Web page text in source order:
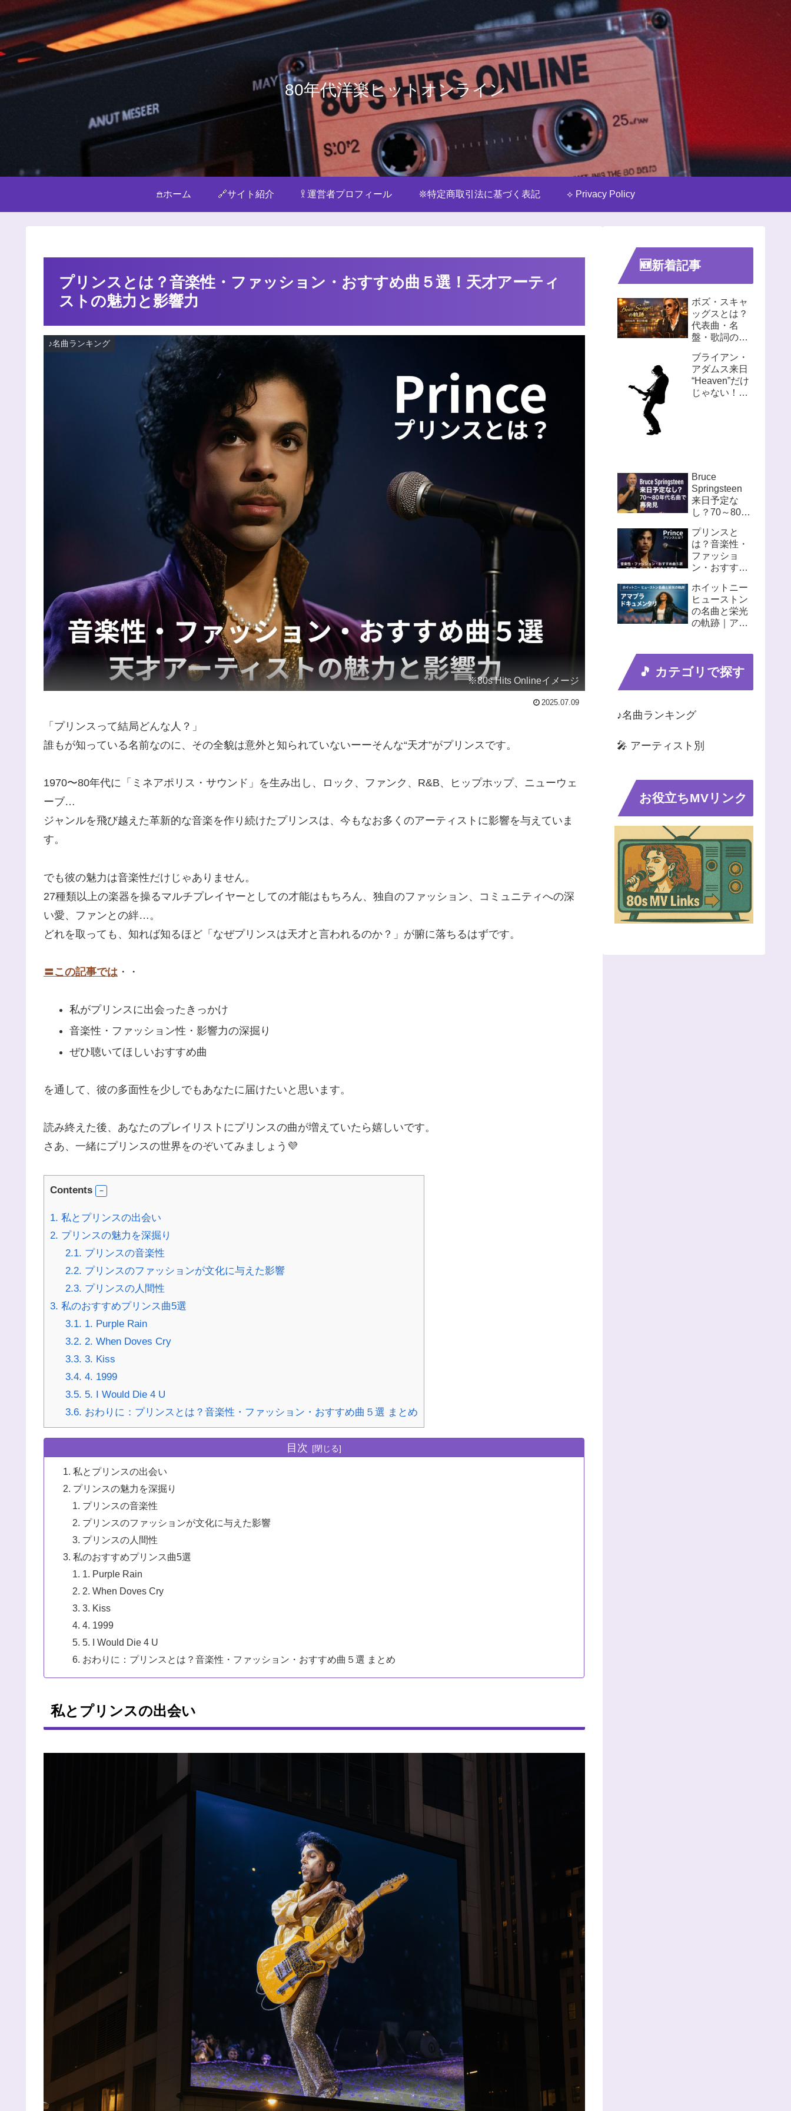
80年代洋楽ヒットオンライン
𖠿ホーム 🔗サイト紹介 𖨆 運営者プロフィール 𖤓特定商取引法に基づく表記 ⟡ Privacy Policy
プリンスとは？音楽性・ファッション・おすすめ曲５選！天才アーティ
ストの魅力と影響力
♪名曲ランキング
※80s Hits Onlineイメージ
2025.07.09
「プリンスって結局どんな人？」
誰もが知っている名前なのに、その全貌は意外と知られていないーーそんな“天才”がプリンスです。
1970〜80年代に「ミネアポリス・サウンド」を生み出し、ロック、ファンク、R&B、ヒップホップ、ニューウェ
ーブ…
ジャンルを飛び越えた革新的な音楽を作り続けたプリンスは、今もなお多くのアーティストに影響を与えていま
す。
でも彼の魅力は音楽性だけじゃありません。
27種類以上の楽器を操るマルチプレイヤーとしての才能はもちろん、独自のファッション、コミュニティへの深
い愛、ファンとの絆…。
どれを取っても、知れば知るほど「なぜプリンスは天才と言われるのか？」が腑に落ちるはずです。
〓この記事では ・・
私がプリンスに出会ったきっかけ
音楽性・ファッション性・影響力の深掘り
ぜひ聴いてほしいおすすめ曲
を通して、彼の多面性を少しでもあなたに届けたいと思います。
読み終えた後、あなたのプレイリストにプリンスの曲が増えていたら嬉しいです。
さあ、一緒にプリンスの世界をのぞいてみましょう💜
Contents
1. 私とプリンスの出会い
2. プリンスの魅力を深掘り
2.1. プリンスの音楽性
2.2. プリンスのファッションが文化に与えた影響
2.3. プリンスの人間性
3. 私のおすすめプリンス曲5選
3.1. 1. Purple Rain
3.2. 2. When Doves Cry
3.3. 3. Kiss
3.4. 4. 1999
3.5. 5. I Would Die 4 U
3.6. おわりに：プリンスとは？音楽性・ファッション・おすすめ曲５選 まとめ
目次
私とプリンスの出会い
プリンスの魅力を深掘り
プリンスの音楽性
プリンスのファッションが文化に与えた影響
プリンスの人間性
私のおすすめプリンス曲5選
1. Purple Rain
2. When Doves Cry
3. Kiss
4. 1999
5. I Would Die 4 U
おわりに：プリンスとは？音楽性・ファッション・おすすめ曲５選 まとめ
私とプリンスの出会い
🆕新着記事
ボズ・スキャ
ッグスとは？
代表曲・名
盤・歌詞の魅
【初心者
OK】
ブライアン・
アダムス来日
“Heaven”だけ
じゃない！名
Bruce
Springsteen
来日予定な
し？70～80年
見🎸
プリンスと
は？音楽性・
ファッショ
ン・おすすめ
アーティスト
の魅力と影響
力
ホイットニー
ヒューストン
の名曲と栄光
の軌跡｜アマ
Somebody」
で蘇る歌姫の
真実
🎵 カテゴリで探す
♪名曲ランキング
🎤 アーティスト別
お役立ちMVリンク